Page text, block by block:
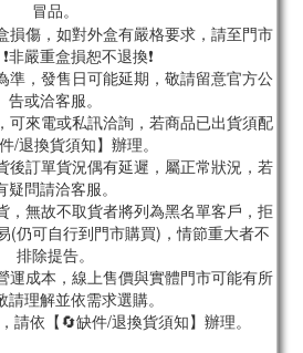
冒品。
損傷，如對外盒有嚴格要求，請至門市
非嚴重盒損恕不退換❗
準，發售日可能延期，敬請留意官方公
告或洽客服。
可來電或私訊洽詢，若商品已出貨須配
/退換貨須知】辦理。
後訂單貨況偶有延遲，屬正常狀況，若
疑問請洽客服。
，無故不取貨者將列為黑名單客戶，拒
(仍可自行到門市購買)，情節重大者不
排除提告。
運成本，線上售價與實體門市可能有所
請理解並依需求選購。
請依【🔄缺件/退換貨須知】辦理。